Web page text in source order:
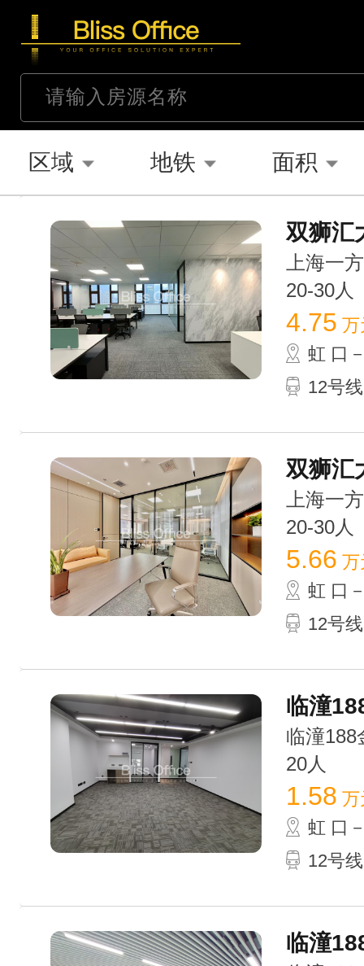
区域 地铁 面积
双狮汇
上海一
20-30人
4.75 万
虹 口
12号
双狮汇
上海一
20-30人
5.66 万
虹 口
12号
临潼
临潼188
20人
1.58 万
虹 口
12号
临潼